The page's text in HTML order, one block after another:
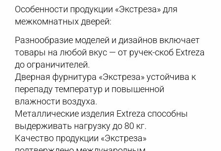
Особенности продукции «Экстреза» для
межкомнатных дверей:
Разнообразие моделей и дизайнов включает
товары на любой вкус — от ручек-скоб Extreza
до ограничителей.
Дверная фурнитура «Экстреза» устойчива к
перепаду температур и повышенной
влажности воздуха.
Металлические изделия Extreza способны
выдерживать нагрузку до 80 кг.
Качество продукции «Экстреза»